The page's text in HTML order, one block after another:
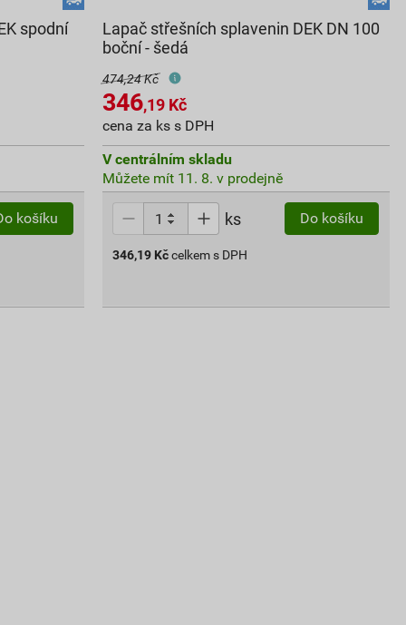
spodní
košíku
Lapač střešních splavenin DEK DN 100
boční - šedá
474,24 Kč
346,19Kč
cena za ks s DPH
V centrálním skladu
Můžete mít 11. 8. v prodejně
ks Do košíku
346,19 Kč celkem s DPH